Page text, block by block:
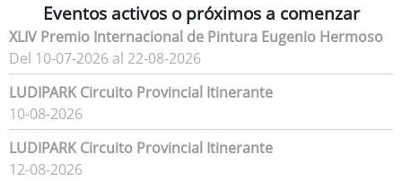
Eventos activos o próximos a comenzar
XLIV Premio Internacional de Pintura Eugenio Hermoso
Del 10-07-2026 al 22-08-2026
LUDIPARK Circuito Provincial Itinerante
10-08-2026
LUDIPARK Circuito Provincial Itinerante
12-08-2026